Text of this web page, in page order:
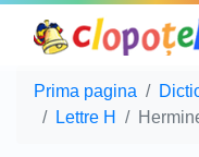
Prima pagina
Lettre H